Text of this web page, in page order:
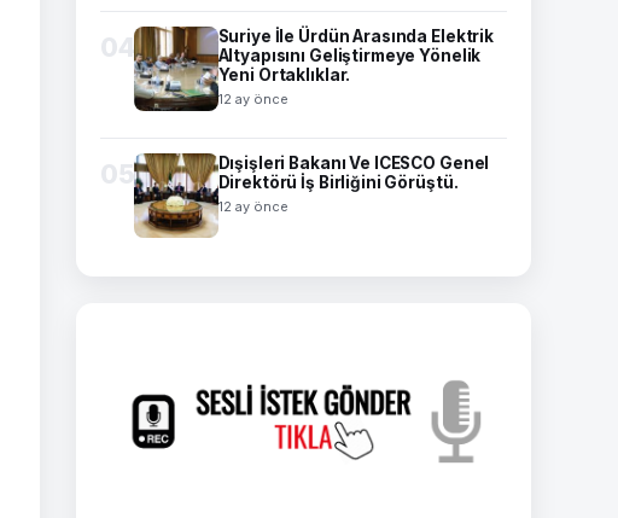
04
Suriye İle Ürdün Arasında Elektrik
Altyapısını Geliştirmeye Yönelik
Yeni Ortaklıklar.
12 ay önce
05
Dışişleri Bakanı Ve ICESCO Genel
Direktörü İş Birliğini Görüştü.
12 ay önce